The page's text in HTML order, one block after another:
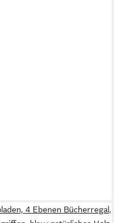
4 Ebenen Bücherregal,